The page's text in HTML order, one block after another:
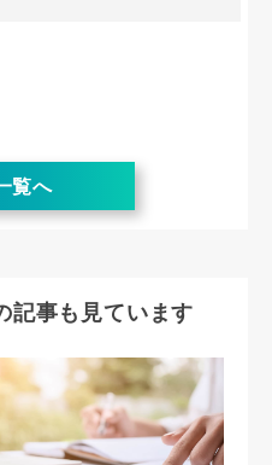
覧へ
記事も見ています